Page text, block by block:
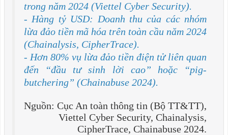
trong năm 2024 (Viettel Cyber Security).
- Hàng tỷ USD: Doanh thu của các nhóm
lừa đảo tiền mã hóa trên toàn cầu năm 2024
(Chainalysis, CipherTrace).
- Hơn 80% vụ lừa đảo tiền điện tử liên quan
đến “đầu tư sinh lời cao” hoặc “pig-
butchering” (Chainabuse 2024).
Nguồn: Cục An toàn thông tin (Bộ TT&TT),
Viettel Cyber Security, Chainalysis,
CipherTrace, Chainabuse 2024.